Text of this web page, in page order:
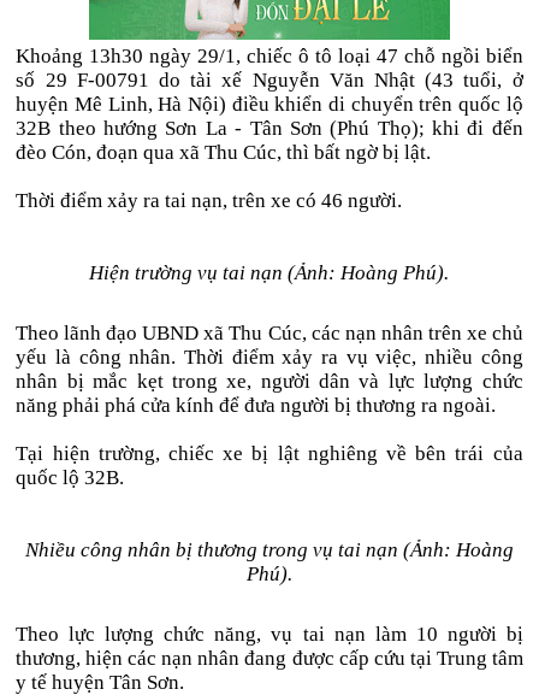
Khoảng 13h30 ngày 29/1, chiếc ô tô loại 47 chỗ ngồi biển
số 29 F-00791 do tài xế Nguyễn Văn Nhật (43 tuổi, ở
huyện Mê Linh, Hà Nội) điều khiển di chuyển trên quốc lộ
32B theo hướng Sơn La - Tân Sơn (Phú Thọ); khi đi đến
đèo Cón, đoạn qua xã Thu Cúc, thì bất ngờ bị lật.
Thời điểm xảy ra tai nạn, trên xe có 46 người.
Hiện trường vụ tai nạn (Ảnh: Hoàng Phú).
Theo lãnh đạo UBND xã Thu Cúc, các nạn nhân trên xe chủ
yếu là công nhân. Thời điểm xảy ra vụ việc, nhiều công
nhân bị mắc kẹt trong xe, người dân và lực lượng chức
năng phải phá cửa kính để đưa người bị thương ra ngoài.
Tại hiện trường, chiếc xe bị lật nghiêng về bên trái của
quốc lộ 32B.
Nhiều công nhân bị thương trong vụ tai nạn (Ảnh: Hoàng
Phú).
Theo lực lượng chức năng, vụ tai nạn làm 10 người bị
thương, hiện các nạn nhân đang được cấp cứu tại Trung tâm
y tế huyện Tân Sơn.